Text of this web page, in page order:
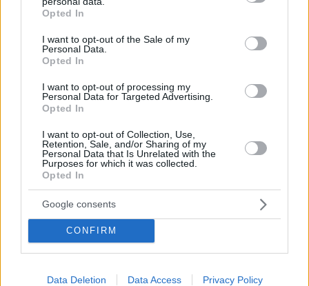
grant or deny consent to Google and its third-party tags to
use your data for below specified purposes in below Google
consent section.
Opted In
I want to opt-out of the Sale of my
Personal Data.
Opted In
I want to opt-out of processing my
Personal Data for Targeted Advertising.
Opted In
I want to opt-out of Collection, Use,
Retention, Sale, and/or Sharing of my
Personal Data that Is Unrelated with the
Purposes for which it was collected.
Opted In
Google consents
CONFIRM
Data Deletion Data Access Privacy Policy
Μιχόπουλο για τα γενέθλιά του: Κάποιοι άνθρωποι
απλώς κάνουν τη ζωή πιο όμορφη
πριν 30 λεπτά
ΔΕΙΤΕ ΟΛΕΣ ΤΙΣ ΕΙΔΗΣΕΙΣ
ΤΑ ΠΙΟ ΔΗΜΟΦΙΛΗ